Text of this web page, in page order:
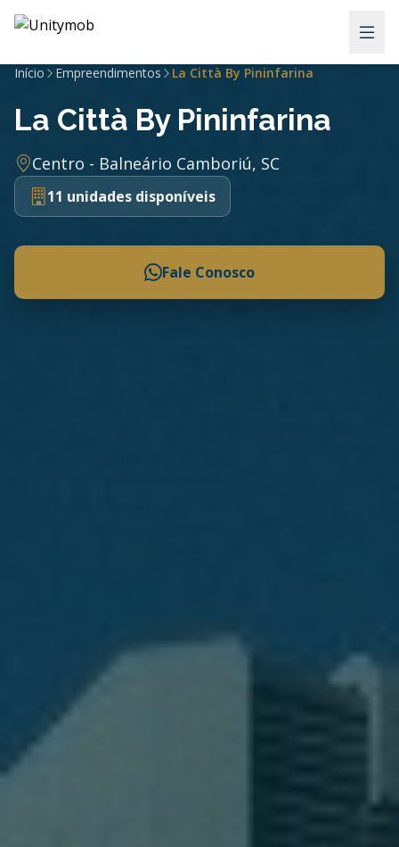
Início Empreendimentos La Città By Pininfarina
La Città By Pininfarina
Centro - Balneário Camboriú, SC
11 unidades disponíveis
Fale Conosco